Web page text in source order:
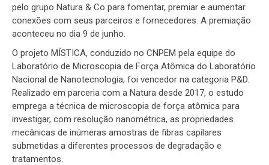
pelo grupo Natura & Co para fomentar, premiar e aumentar
conexões com seus parceiros e fornecedores. A premiação
aconteceu no dia 9 de junho.
O projeto MÍSTICA, conduzido no CNPEM pela equipe do
Laboratório de Microscopia de Força Atômica do Laboratório
Nacional de Nanotecnologia, foi vencedor na categoria P&D.
Realizado em parceria com a Natura desde 2017, o estudo
emprega a técnica de microscopia de força atômica para
investigar, com resolução nanométrica, as propriedades
mecânicas de inúmeras amostras de fibras capilares
submetidas a diferentes processos de degradação e
tratamentos.